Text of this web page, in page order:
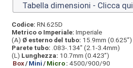
Tabella dimensioni - Clicca qui
Codice: RN.625D
Metrico o Imperiale: Imperiale
(A) Ø esterno del tubo: 15.9mm (0.625”)
Parete tubo: .083-.134" (2.1-3.4mm)
(L) Lunghezza: 10.7mm (0.423”)
Box/Mini/Micro: 4500/900/90